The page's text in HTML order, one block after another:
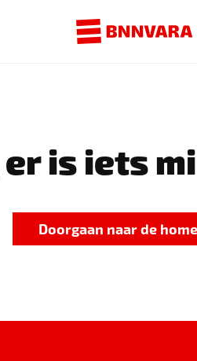
er is iets
Doorgaan naar de